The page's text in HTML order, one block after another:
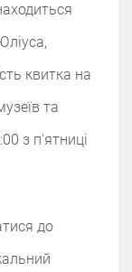
квитка на
та
з п'ятниці
до